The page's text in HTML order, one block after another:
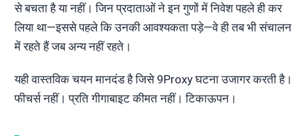
से बचता है या नहीं। जिन प्रदाताओं ने इन गुणों में निवेश पहले ही कर
लिया था—इससे पहले कि उनकी आवश्यकता पड़े—वे ही तब भी संचालन
में रहते हैं जब अन्य नहीं रहते।
यही वास्तविक चयन मानदंड है जिसे 9Proxy घटना उजागर करती है।
फीचर्स नहीं। प्रति गीगाबाइट कीमत नहीं। टिकाऊपन।